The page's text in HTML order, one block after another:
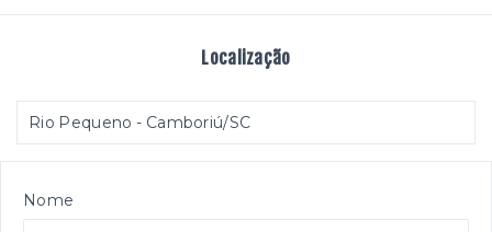
Localização
Rio Pequeno - Camboriú/SC
Nome